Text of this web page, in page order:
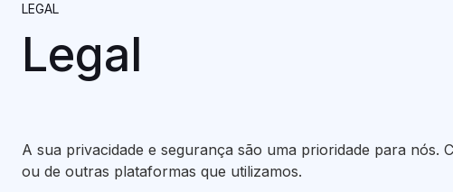
LEGAL
Legal
A sua privacidade e segurança são uma prioridade para
ou de outras plataformas que utilizamos.